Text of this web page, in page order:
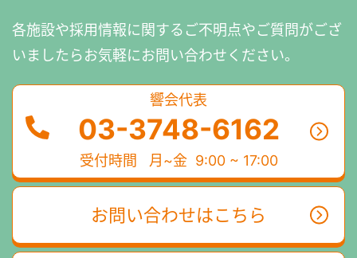
各施設や採用情報に関するご不明点やご質問がござ
いましたらお気軽にお問い合わせください。
響会代表
03-3748-6162
受付時間 月~金 9:00 ~ 17:00
お問い合わせはこちら